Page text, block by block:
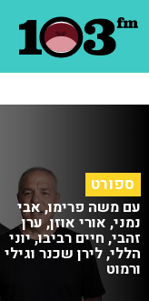
ספורט
עם משה פרימו, אבי
נמני, אורי אוזן, ערן
זהבי, חיים רביבו, יוני
הללי, לירן שכנר וגילי
ורמוט